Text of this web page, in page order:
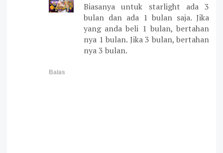
Biasanya untuk starlight ada 3
bulan dan ada 1 bulan saja. Jika
yang anda beli 1 bulan, bertahan
nya 1 bulan. Jika 3 bulan, bertahan
nya 3 bulan.
Balas